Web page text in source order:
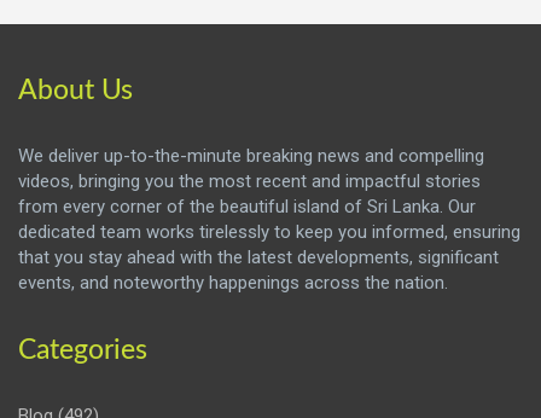
About Us
We deliver up-to-the-minute breaking news and compelling
videos, bringing you the most recent and impactful stories
from every corner of the beautiful island of Sri Lanka. Our
dedicated team works tirelessly to keep you informed, ensuring
that you stay ahead with the latest developments, significant
events, and noteworthy happenings across the nation.
Categories